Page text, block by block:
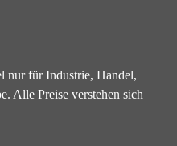
nur für Industrie, Handel,
Alle Preise verstehen sich